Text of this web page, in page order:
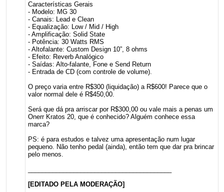
Características Gerais
- Modelo: MG 30
- Canais: Lead e Clean
- Equalização: Low / Mid / High
- Amplificação: Solid State
- Potência: 30 Watts RMS
- Altofalante: Custom Design 10”, 8 ohms
- Efeito: Reverb Analógico
- Saídas: Alto-falante, Fone e Send Return
- Entrada de CD (com controle de volume).
O preço varia entre R$300 (liquidação) a R$600! Parece que o
valor normal dele é R$450,00.
Será que dá pra arriscar por R$300,00 ou vale mais a penas um
Onerr Kratos 20, que é conhecido? Alguém conhece essa
marca?
PS: é para estudos e talvez uma apresentação num lugar
pequeno. Não tenho pedal (ainda), então tem que dar pra brincar
pelo menos.
[EDITADO PELA MODERAÇÃO]